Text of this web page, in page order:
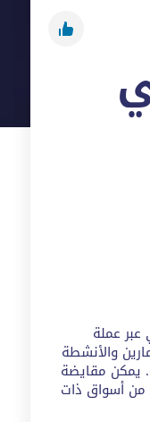
عملة
والأنشطة
يمكن مقايضة
من أسواق ذات